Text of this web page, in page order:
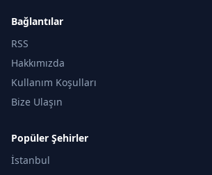
Bağlantılar
RSS
Hakkımızda
Kullanım Koşulları
Bize Ulaşın
Popüler Şehirler
İstanbul